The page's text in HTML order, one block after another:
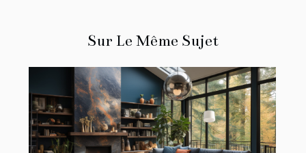
Sur Le Même Sujet